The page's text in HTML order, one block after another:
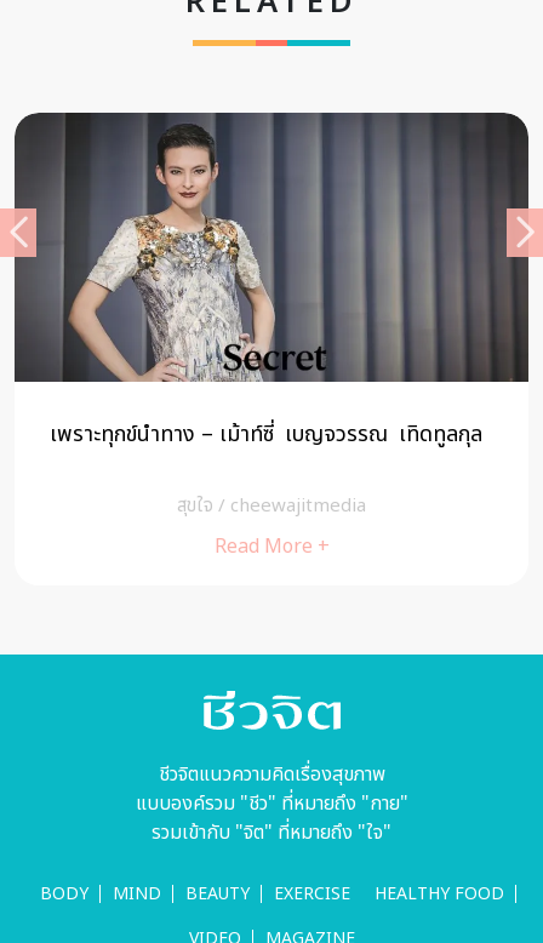
เพราะทุกข์นำทาง – เม้าท์ซี่ เบญจวรรณ เทิดทูลกุล
สุขใจ / cheewajitmedia
Read More +
ชีวจิตแนวความคิดเรื่องสุขภาพ
แบบองค์รวม "ชีว" ที่หมายถึง "กาย"
รวมเข้ากับ "จิต" ที่หมายถึง "ใจ"
BODY MIND BEAUTY EXERCISE
HEALTHY FOOD